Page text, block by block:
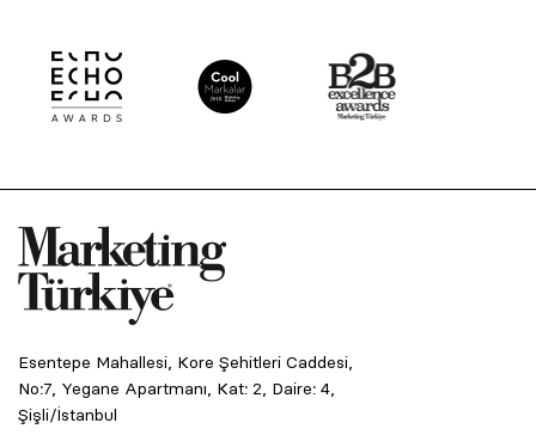
Esentepe Mahallesi, Kore Şehitleri Caddesi,
No:7, Yegane Apartmanı, Kat: 2, Daire: 4,
Şişli/İstanbul